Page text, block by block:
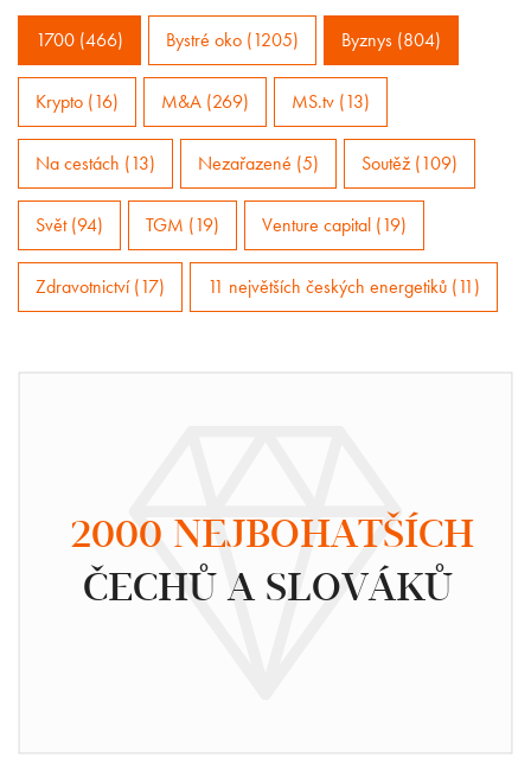
1700 (466) Bystré oko (1205) Byznys (804)
Krypto (16) M&A (269) MS.tv (13)
Na cestách (13) Nezařazené (5) Soutěž (109)
Svět (94) TGM (19) Venture capital (19)
Zdravotnictví (17) 11 největších českých energetiků (11)
2000 NEJBOHATŠÍCH
ČECHŮ A SLOVÁKŮ